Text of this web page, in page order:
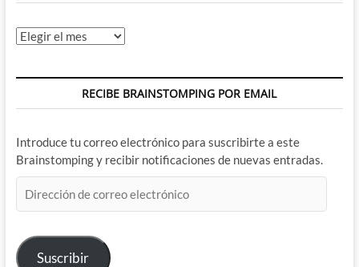
Archivos
RECIBE BRAINSTOMPING POR EMAIL
Introduce tu correo electrónico para suscribirte a este
Brainstomping y recibir notificaciones de nuevas entradas.
de
electrónico
Suscribir